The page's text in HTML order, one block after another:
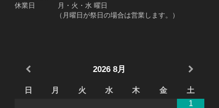
休業日 月・火・水 曜日
（月曜日が祭日の場合は営業します。）
2026 8月
日 月 火 水 木 金
土
1